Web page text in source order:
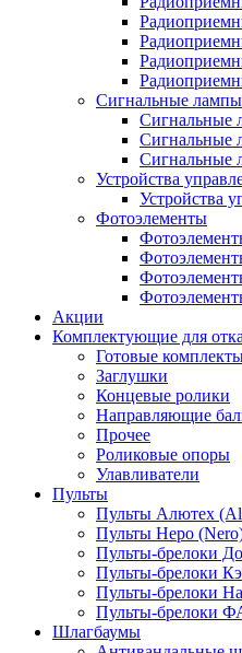
Сигнальные лампы
Сигнальные
Сигнальные
Сигнальные
Устройства
Устройства
Фотоэлементы
Акции
Комплектующие для
Готовые
Заглушки
Концевые ролики
Направляющие
Прочее
Роликовые опоры
Улавливатели
Пульты
Пульты Алютех
Пульты Неро
Пульты-брелоки
Пульты-брелоки
Пульты-брелоки
Пульты-брелоки
Шлагбаумы